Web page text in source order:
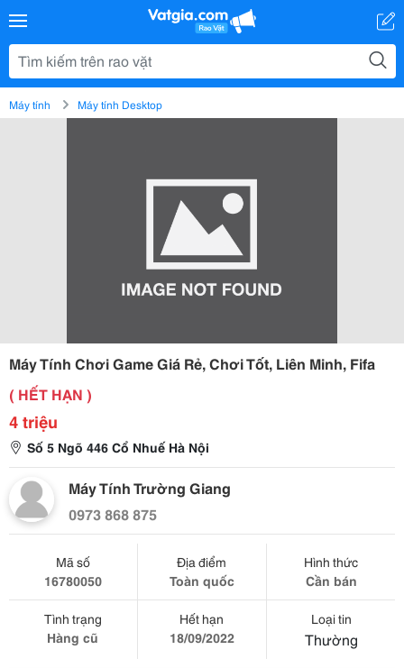
Máy tính Máy tính Desktop
Máy Tính Chơi Game Giá Rẻ, Chơi Tốt, Liên Minh, Fifa
( HẾT HẠN )
4 triệu
Số 5 Ngõ 446 Cổ Nhuế Hà Nội
Máy Tính Trường Giang
0973 868 875
Mã số
16780050
Địa điểm
Toàn quốc
Hình thức
Cần bán
Tình trạng
Hàng cũ
Hết hạn
18/09/2022
Loại tin
Thường